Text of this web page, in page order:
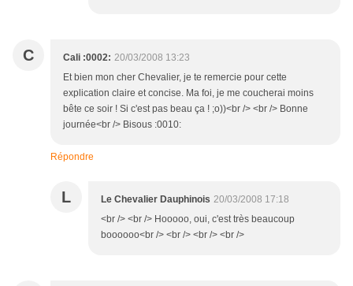
C Cali :0002: 20/03/2008 13:23
Et bien mon cher Chevalier, je te remercie pour cette
explication claire et concise. Ma foi, je me coucherai moins
bête ce soir ! Si c'est pas beau ça ! ;o))<br /> <br /> Bonne
journée<br /> Bisous :0010:
Répondre
L Le Chevalier Dauphinois 20/03/2008 17:18
<br /> <br /> Hooooo, oui, c'est très beaucoup
boooooo<br /> <br /> <br /> <br />